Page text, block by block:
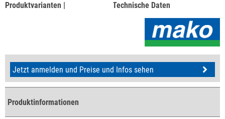
Produktvarianten |
Technische Daten
Jetzt anmelden und Preise und Infos sehen
Produktinformationen